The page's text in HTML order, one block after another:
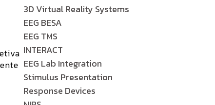
3D Virtual Reality Systems
EEG BESA
EEG TMS
INTERACT
EEG Lab Integration
Stimulus Presentation
Response Devices